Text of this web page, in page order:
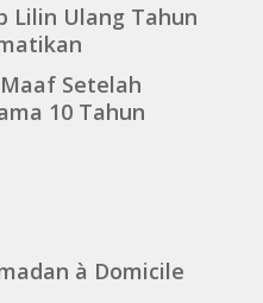
Lilin Ulang Tahun
Setelah
10 Tahun
à Domicile